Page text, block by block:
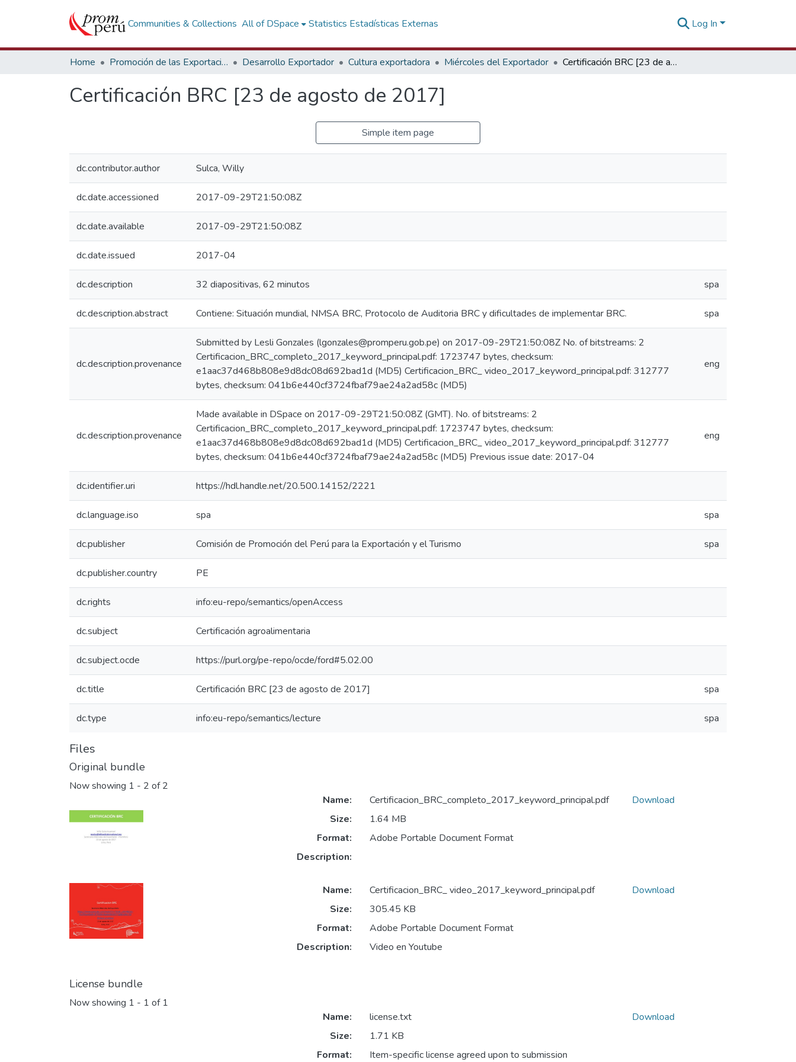
Communities & Collections All of DSpace Statistics Estadísticas Externas Log In
Home Promoción de las Exportaciones Desarrollo Exportador Cultura exportadora Miércoles del Exportador Certificación BRC [23 de agosto de 2017]
Certificación BRC [23 de agosto de 2017]
Simple item page
dc.contributor.author Sulca, Willy
dc.date.accessioned 2017-09-29T21:50:08Z
dc.date.available 2017-09-29T21:50:08Z
dc.date.issued 2017-04
dc.description 32 diapositivas, 62 minutos spa
dc.description.abstract Contiene: Situación mundial, NMSA BRC, Protocolo de Auditoria BRC y dificultades de implementar BRC. spa
dc.description.provenance
Submitted by Lesli Gonzales (lgonzales@promperu.gob.pe) on 2017-09-29T21:50:08Z No. of bitstreams: 2
Certificacion_BRC_completo_2017_keyword_principal.pdf: 1723747 bytes, checksum:
e1aac37d468b808e9d8dc08d692bad1d (MD5) Certificacion_BRC_ video_2017_keyword_principal.pdf: 312777
bytes, checksum: 041b6e440cf3724fbaf79ae24a2ad58c (MD5)
eng
dc.description.provenance
Made available in DSpace on 2017-09-29T21:50:08Z (GMT). No. of bitstreams: 2
Certificacion_BRC_completo_2017_keyword_principal.pdf: 1723747 bytes, checksum:
e1aac37d468b808e9d8dc08d692bad1d (MD5) Certificacion_BRC_ video_2017_keyword_principal.pdf: 312777
bytes, checksum: 041b6e440cf3724fbaf79ae24a2ad58c (MD5) Previous issue date: 2017-04
eng
dc.identifier.uri https://hdl.handle.net/20.500.14152/2221
dc.language.iso spa spa
dc.publisher Comisión de Promoción del Perú para la Exportación y el Turismo spa
dc.publisher.country PE
dc.rights info:eu-repo/semantics/openAccess
dc.subject Certificación agroalimentaria
dc.subject.ocde https://purl.org/pe-repo/ocde/ford#5.02.00
dc.title Certificación BRC [23 de agosto de 2017] spa
dc.type info:eu-repo/semantics/lecture spa
Files
Original bundle
Now showing 1 - 2 of 2
Name:
Certificacion_BRC_completo_2017_keyword_principal.pdf
Size:
1.64 MB
Format:
Adobe Portable Document Format
Description:
Download
Name:
Certificacion_BRC_ video_2017_keyword_principal.pdf
Size:
305.45 KB
Format:
Adobe Portable Document Format
Description:
Video en Youtube
Download
License bundle
Now showing 1 - 1 of 1
Name:
license.txt
Size:
1.71 KB
Format:
Item-specific license agreed upon to submission
Download